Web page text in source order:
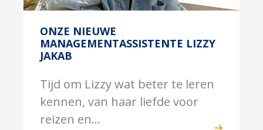
ONZE NIEUWE
MANAGEMENTASSISTENTE LIZZY
JAKAB
Tijd om Lizzy wat beter te leren
kennen, van haar liefde voor
reizen en...